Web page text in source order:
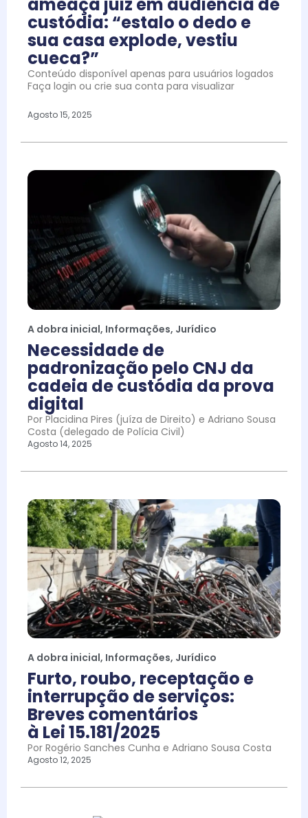
custódia: “estalo o dedo e
sua casa explode, vestiu
cueca?”
Conteúdo disponível apenas para usuários logados
Faça login ou crie sua conta para visualizar
Agosto 15, 2025
A dobra inicial, Informações, Jurídico
Necessidade de
padronização pelo CNJ da
cadeia de custódia da prova
digital
Por Placidina Pires (juíza de Direito) e Adriano Sousa
Costa (delegado de Polícia Civil)
Agosto 14, 2025
A dobra inicial, Informações, Jurídico
Furto, roubo, receptação e
interrupção de serviços:
Breves comentários
à Lei 15.181/2025
Por Rogério Sanches Cunha e Adriano Sousa Costa
Agosto 12, 2025